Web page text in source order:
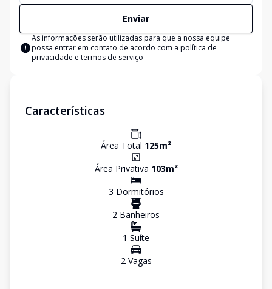
Enviar
As informações serão utilizadas para que a nossa equipe
possa entrar em contato de acordo com a política de
privacidade e termos de serviço
Características
Área Total 125m²
Área Privativa 103m²
3 Dormitórios
2 Banheiros
1 Suíte
2Vagas